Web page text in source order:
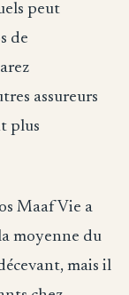
peut
de
assureurs
plus
Maaf Vie a
moyenne du
mais il